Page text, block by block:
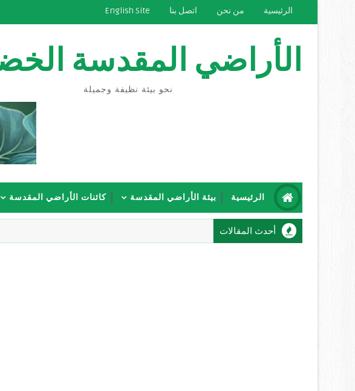
الرئيسية من نحن اتصل بنا English Site
الأراضي المقدسة
نحو بيئة نظيفة وجميلة
الرئيسية بيئة الأراضي المقدسة كائنات الأراضي المقدسة
أحدث المقالات